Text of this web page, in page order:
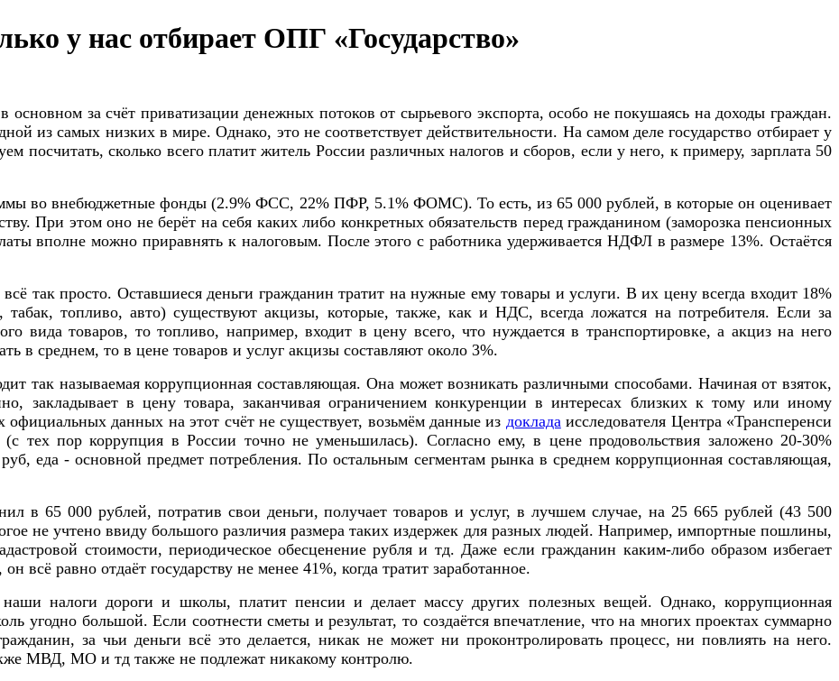
у нас отбирает ОПГ «Государство»
основном за счёт приватизации денежных потоков от сырьевого экспорта, особо не покушаясь на доходы граждан.
из самых низких в мире. Однако, это не соответствует действительности. На самом деле государство отбирает у
посчитать, сколько всего платит житель России различных налогов и сборов, если у него, к примеру, зарплата 50
во внебюджетные фонды (2.9% ФСС, 22% ПФР, 5.1% ФОМС). То есть, из 65 000 рублей, в которые он оценивает
При этом оно не берёт на себя каких либо конкретных обязательств перед гражданином (заморозка пенсионных
вполне можно приравнять к налоговым. После этого с работника удерживается НДФЛ в размере 13%. Остаётся
так просто. Оставшиеся деньги гражданин тратит на нужные ему товары и услуги. В их цену всегда входит 18%
топливо, авто) существуют акцизы, которые, также, как и НДС, всегда ложатся на потребителя. Если за
вида товаров, то топливо, например, входит в цену всего, что нуждается в транспортировке, а акциз на него
в среднем, то в цене товаров и услуг акцизы составляют около 3%.
так называемая коррупционная составляющая. Она может возникать различными способами. Начиная от взяток,
закладывает в цену товара, заканчивая ограничением конкуренции в интересах близких к тому или иному
официальных данных на этот счёт не существует, возьмём данные из доклада исследователя Центра «Трансперенси
тех пор коррупция в России точно не уменьшилась). Согласно ему, в цене продовольствия заложено 20-30%
еда - основной предмет потребления. По остальным сегментам рынка в среднем коррупционная составляющая,
в 65 000 рублей, потратив свои деньги, получает товаров и услуг, в лучшем случае, на 25 665 рублей (43 500
не учтено ввиду большого различия размера таких издержек для разных людей. Например, импортные пошлины,
стоимости, периодическое обесценение рубля и тд. Даже если гражданин каким-либо образом избегает
равно отдаёт государству не менее 41%, когда тратит заработанное.
наши налоги дороги и школы, платит пенсии и делает массу других полезных вещей. Однако, коррупционная
угодно большой. Если соотнести сметы и результат, то создаётся впечатление, что на многих проектах суммарно
за чьи деньги всё это делается, никак не может ни проконтролировать процесс, ни повлиять на него.
МВД, МО и тд также не подлежат никакому контролю.